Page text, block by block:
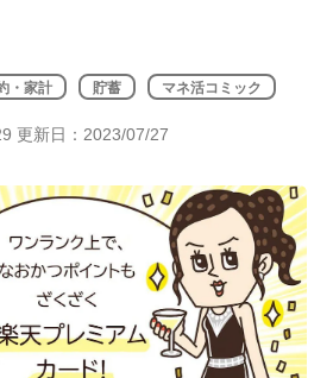
・家計 貯蓄 マネ活コミック
更新日：2023/07/27